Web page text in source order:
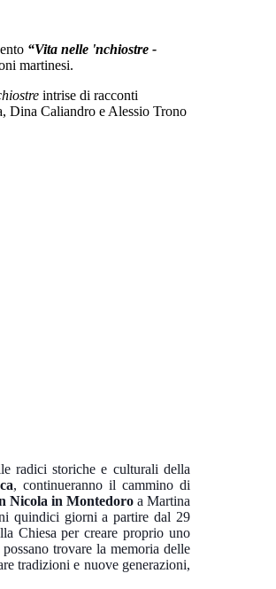
“Vita nelle 'nchiostre -
martinesi.
intrise di racconti
Dina Caliandro e Alessio Trono
radici storiche e culturali della
, continueranno il cammino di
Nicola in Montedoro a Martina
quindici giorni a partire dal 29
Chiesa per creare proprio uno
trovare la memoria delle
tradizioni e nuove generazioni,